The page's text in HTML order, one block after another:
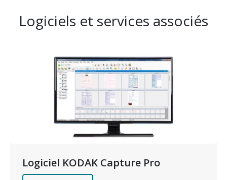
Logiciels et services associés
Logiciel KODAK Capture Pro